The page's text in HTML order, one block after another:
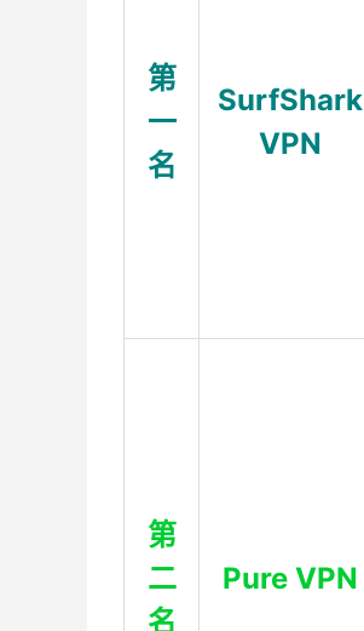
第
一
名
SurfShark
VPN
第
二
名
Pure VPN